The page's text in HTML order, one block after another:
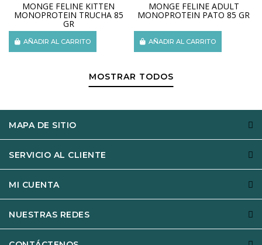
MONGE FELINE KITTEN
MONOPROTEIN TRUCHA 85
GR
AÑADIR AL CARRITO
MONGE FELINE ADULT
MONOPROTEIN PATO 85 GR
AÑADIR AL CARRITO
MOSTRAR TODOS
MAPA DE SITIO
SERVICIO AL CLIENTE
MI CUENTA
NUESTRAS REDES